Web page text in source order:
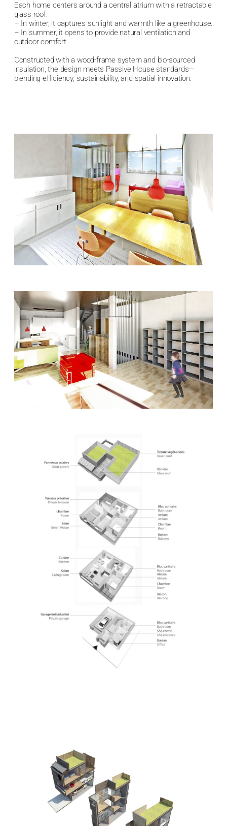
Each home centers around a central atrium with a retractable
glass roof:
– In winter, it captures sunlight and warmth like a greenhouse.
– In summer, it opens to provide natural ventilation and
outdoor comfort.
Constructed with a wood-frame system and bio-sourced
insulation, the design meets Passive House standards—
blending efficiency, sustainability, and spatial innovation.